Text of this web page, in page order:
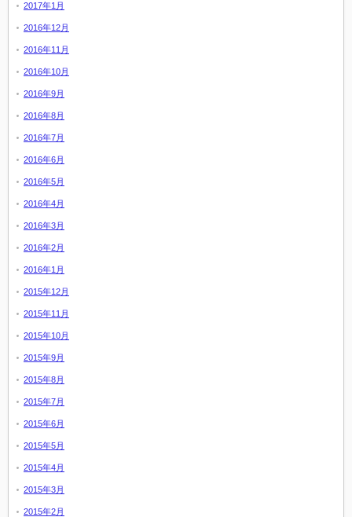
2017年1月
2016年12月
2016年11月
2016年10月
2016年9月
2016年8月
2016年7月
2016年6月
2016年5月
2016年4月
2016年3月
2016年2月
2016年1月
2015年12月
2015年11月
2015年10月
2015年9月
2015年8月
2015年7月
2015年6月
2015年5月
2015年4月
2015年3月
2015年2月